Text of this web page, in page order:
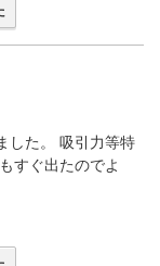
した。 吸引力等特
すぐ出たのでよ